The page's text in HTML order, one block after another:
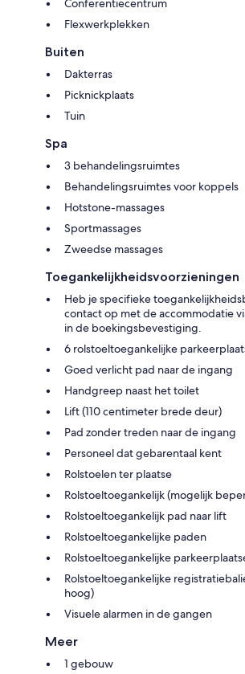
Conferentiecentrum
Flexwerkplekken
Buiten
Dakterras
Picknickplaats
Tuin
Spa
3 behandelingsruimtes
Behandelingsruimtes voor koppels
Hotstone-massages
Sportmassages
Zweedse massages
Toegankelijkheidsvoorzieningen
Heb je specifieke
contact op met de accommodatie
in de boekingsbevestiging.
6 rolstoeltoegankelijke
Goed verlicht pad naar de ingang
Handgreep naast het toilet
Lift (110 centimeter brede deur)
Pad zonder treden naar de ingang
Personeel dat gebarentaal kent
Rolstoelen ter plaatse
Rolstoeltoegankelijk (mogelijk
Rolstoeltoegankelijk pad naar lift
Rolstoeltoegankelijke paden
Rolstoeltoegankelijke
Rolstoeltoegankelijke
hoog)
Visuele alarmen in de gangen
Meer
1 gebouw